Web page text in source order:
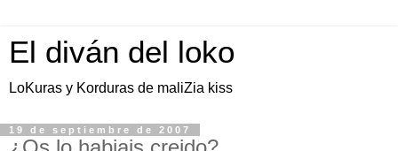
El diván del loko
LoKuras y Korduras de maliZia kiss
19 de septiembre de 2007